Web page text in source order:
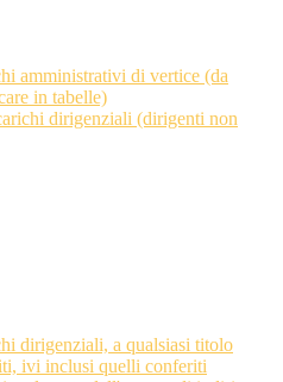
amministrativi di vertice (da
in tabelle)
dirigenziali (dirigenti non
dirigenziali, a qualsiasi titolo
ivi inclusi quelli conferiti